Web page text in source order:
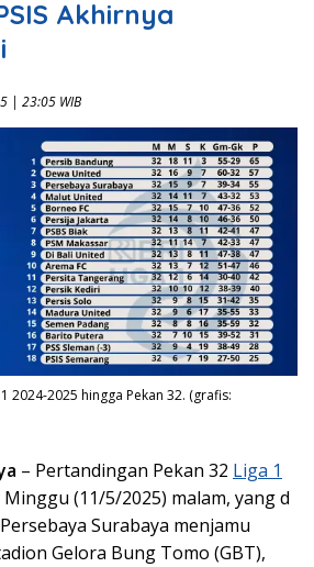
Akhirnya
| 23:05 WIB
2024-2025 hingga Pekan 32. (grafis:
– Pertandingan Pekan 32 Liga 1
(11/5/2025) malam, yang d
Surabaya menjamu
Gelora Bung Tomo (GBT),